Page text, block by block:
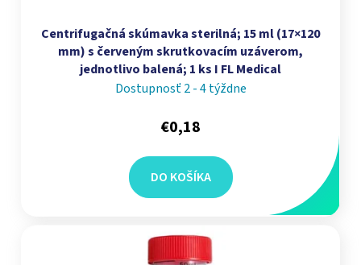
Centrifugačná skúmavka sterilná; 15 ml (17×120
mm) s červeným skrutkovacím uzáverom,
jednotlivo balená; 1 ks I FL Medical
Dostupnosť 2 - 4 týždne
€0,18
DO KOŠÍKA